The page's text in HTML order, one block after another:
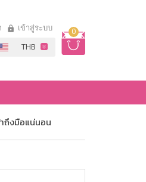
0
เข้าสู่ระบบ
ถึงมือแน่นอน